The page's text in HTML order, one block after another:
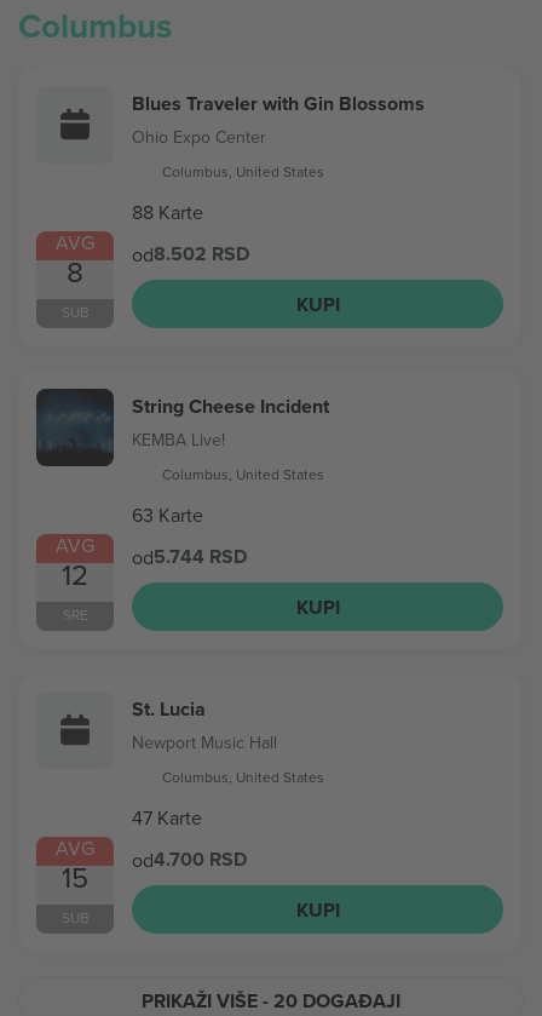
Columbus
AVG
8
SUB
Blues Traveler with Gin Blossoms
Ohio Expo Center
Columbus, United States
88 Karte
od8.502 RSD
KUPI
AVG
12
SRE
String Cheese Incident
KEMBA Live!
Columbus, United States
63 Karte
od5.744 RSD
KUPI
AVG
15
SUB
St. Lucia
Newport Music Hall
Columbus, United States
47 Karte
od4.700 RSD
KUPI
PRIKAŽI VIŠE- 20 DOGAĐAJI